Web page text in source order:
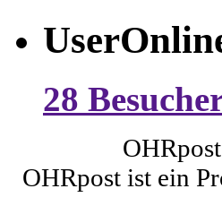
28
OHRpost ist ein